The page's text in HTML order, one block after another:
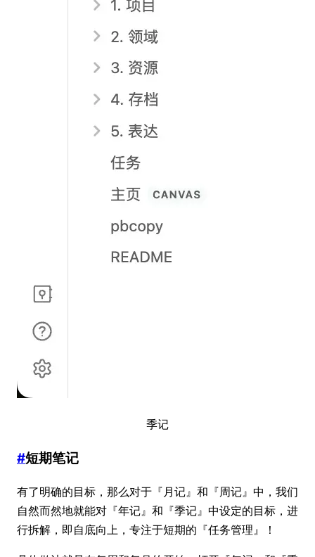
季记
#短期笔记
有了明确的目标，那么对于『月记』和『周记』中，我们
自然而然地就能对『年记』和『季记』中设定的目标，进
行拆解，即自底向上，专注于短期的『任务管理』！